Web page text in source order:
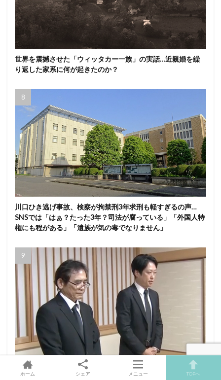
世界を震撼させた「ウィッタカー一族」の実話…近親婚を繰
り返した家系に何が起きたのか？
川口ひき逃げ事故、検察が拘禁刑3年求刑も軽すぎるの声…
SNSでは「はぁ？たった3年？司法が腐っている」「外国人特
権にも程がある」「遺族が気の毒でなりません」
イオンモール熊本爆発事故「ハビタ」の幹部が遺族に謝罪・
初めて取材対応「曖昧な表現で逃げようとしてんじゃねー
ホーム シェア メニュー TOPへ